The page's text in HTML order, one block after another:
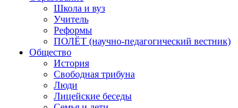
Школа и вуз
Учитель
Реформы
ПОЛЁТ (научно-педагогический вестник)
Общество
История
Свободная трибуна
Люди
Лицейские беседы